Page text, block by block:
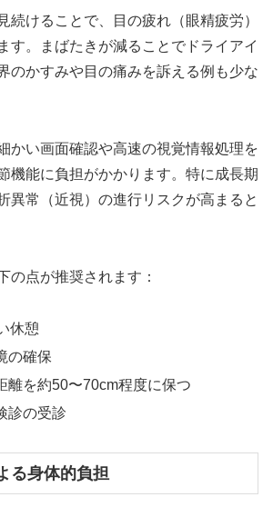
続けることで、目の疲れ（眼精疲労）
す。まばたきが減ることでドライアイ
のかすみや目の痛みを訴える例も少な
かい画面確認や高速の視覚情報処理を
機能に負担がかかります。特に成長期
異常（近視）の進行リスクが高まると
の点が推奨されます：
休憩
の確保
離を約50〜70cm程度に保つ
診の受診
る身体的負担